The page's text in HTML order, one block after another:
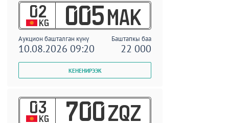
02
KG 005 MAK
Аукцион башталган күнү Баштапкы баа
10.08.2026 09:20 22 000
03
KG 700 ZQZ